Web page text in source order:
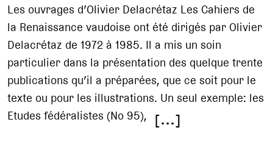
Les ouvrages d’Olivier Delacrétaz Les Cahiers de
la Renaissance vaudoise ont été dirigés par Olivier
Delacrétaz de 1972 à 1985. Il a mis un soin
particulier dans la présentation des quelque trente
publications qu’il a préparées, que ce soit pour le
texte ou pour les illustrations. Un seul exemple: les
Etudes fédéralistes (No 95), [...]